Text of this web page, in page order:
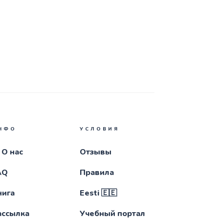
О нас
УСЛОВИЯ
Отзывы
Правила
Eesti 🇪🇪
Учебный портал